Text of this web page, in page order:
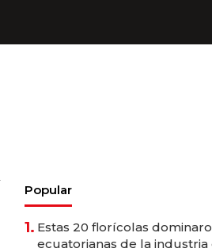
Popular
1. Estas 20 florícolas
ecuatorianas de la industria